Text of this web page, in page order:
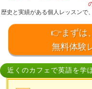
歴史と実績がある個人レッスンで
👉まずは
無料体験
近くのカフェで英語を学